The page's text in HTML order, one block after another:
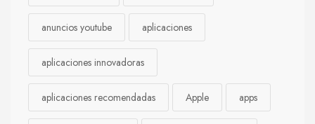
anuncios youtube aplicaciones
aplicaciones innovadoras
aplicaciones recomendadas Apple apps